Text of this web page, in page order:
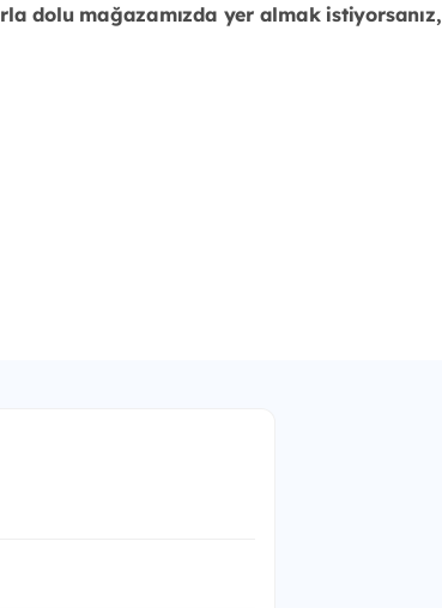
dolu mağazamızda yer almak istiyorsanız,